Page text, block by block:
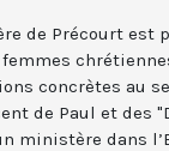
de Précourt est
concrètes au
de Paul et des
ministère dans